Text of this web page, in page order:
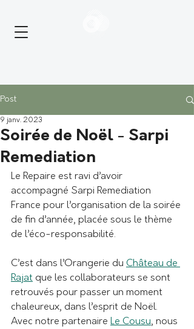
Post
Soirée de Noël - Sarpi
Remediation
9 janv. 2023
Le Repaire est ravi d’avoir
accompagné Sarpi Remediation
France pour l’organisation de la soirée
de fin d’année, placée sous le thème
de l’éco-responsabilité.
C’est dans l’Orangerie du Château de
Rajat que les collaborateurs se sont
retrouvés pour passer un moment
chaleureux, dans l’esprit de Noël.
Avec notre partenaire Le Cousu, nous